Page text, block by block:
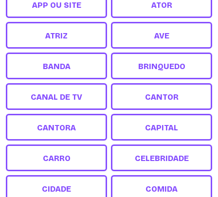
APP OU SITE ATOR
ATRIZ AVE
BANDA BRINQUEDO
CANAL DE TV CANTOR
CANTORA CAPITAL
CARRO CELEBRIDADE
CIDADE COMIDA